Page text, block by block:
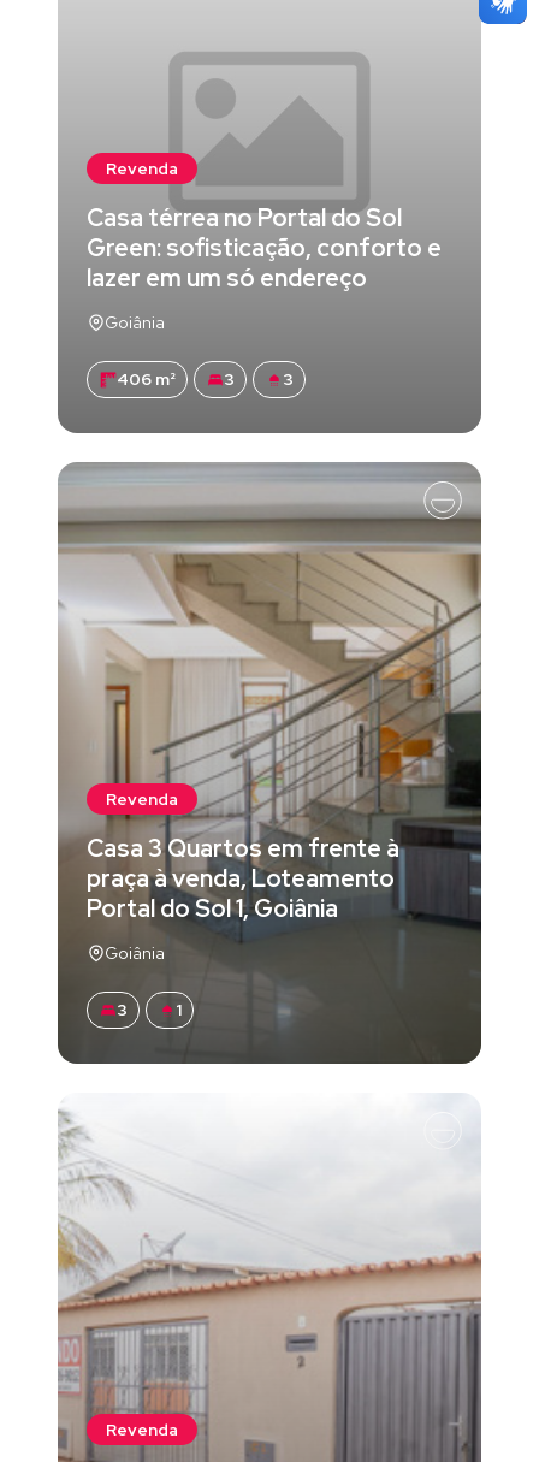
Revenda
Casa térrea no Portal do Sol
Green: sofisticação, conforto e
lazer em um só endereço
Goiânia
406 m² 3 3
Revenda
Casa 3 Quartos em frente à
praça à venda, Loteamento
Portal do Sol 1, Goiânia
Goiânia
3 1
Revenda